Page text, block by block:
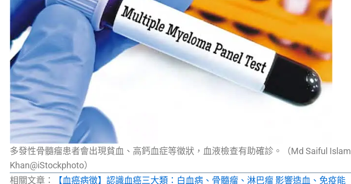
多發性骨髓瘤患者會出現貧血、高鈣血症等徵狀，血液檢查有助確診。（Md Saiful Islam
Khan@iStockphoto）
相關文章：
【血癌病徵】認識血癌三大類：白血病、骨髓瘤、淋巴瘤 影響造血、免疫能